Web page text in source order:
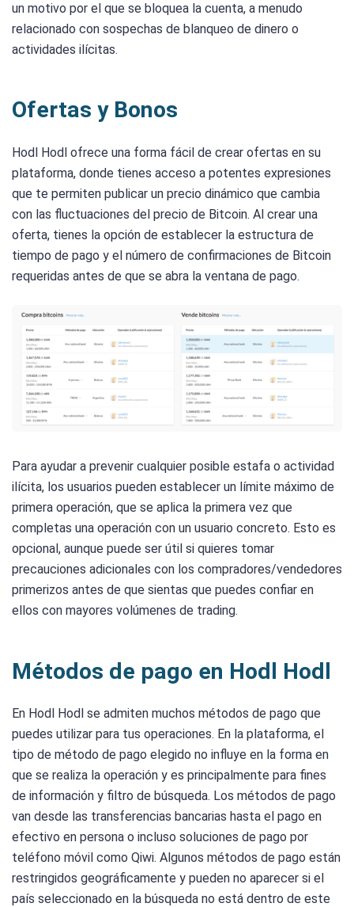
un motivo por el que se bloquea la cuenta, a menudo
relacionado con sospechas de blanqueo de dinero o
actividades ilícitas.
Ofertas y Bonos
Hodl Hodl ofrece una forma fácil de crear ofertas en su
plataforma, donde tienes acceso a potentes expresiones
que te permiten publicar un precio dinámico que cambia
con las fluctuaciones del precio de Bitcoin. Al crear una
oferta, tienes la opción de establecer la estructura de
tiempo de pago y el número de confirmaciones de Bitcoin
requeridas antes de que se abra la ventana de pago.
Para ayudar a prevenir cualquier posible estafa o actividad
ilícita, los usuarios pueden establecer un límite máximo de
primera operación, que se aplica la primera vez que
completas una operación con un usuario concreto. Esto es
opcional, aunque puede ser útil si quieres tomar
precauciones adicionales con los compradores/vendedores
primerizos antes de que sientas que puedes confiar en
ellos con mayores volúmenes de trading.
Métodos de pago en Hodl Hodl
En Hodl Hodl se admiten muchos métodos de pago que
puedes utilizar para tus operaciones. En la plataforma, el
tipo de método de pago elegido no influye en la forma en
que se realiza la operación y es principalmente para fines
de información y filtro de búsqueda. Los métodos de pago
van desde las transferencias bancarias hasta el pago en
efectivo en persona o incluso soluciones de pago por
teléfono móvil como Qiwi. Algunos métodos de pago están
restringidos geográficamente y pueden no aparecer si el
país seleccionado en la búsqueda no está dentro de este